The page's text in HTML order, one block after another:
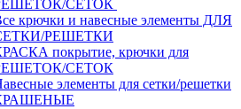
СЕТОК
крючки и навесные элементы ДЛЯ
РЕШЕТКИ
покрытие, крючки для
СЕТОК
элементы для сетки/решетки